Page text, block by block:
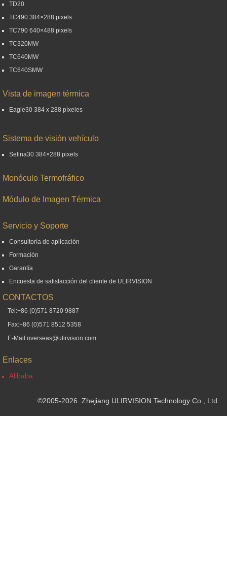
TD20
TC490 384×288 pixels
TC790 640×488 pixels
TC320MW
TC640MW
TC640SMW
Vista de imagen térmica
Eagle30 384 x 288 píxeles
Sistema de visión vehículo
Selina30 384×288 pixels
Monóculo Termofráfico
Módulo de Imagen Térmica
Servicio y Soporte
Consultoría de aplicación
Formación
Garantía
Encuesta de satisfacción del cliente de ULIRVISION
CONTACTOS
Tel:+86 (0)571 8720 9887
Fax:+86 (0)571 8512 5358
E-Mail:overseas@ulirvision.com
Enlaces
Alibaba
©2005-2026. Zhejiang ULIRVISION Technology Co., Ltd.